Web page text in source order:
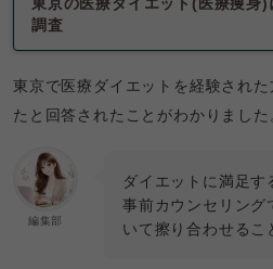
調査
東京で医療ダイエットを経験され
たと回答されたことがわかりました
編集部
ダイエットに満足
事前カウンセリング
いて擦り合わせるこ